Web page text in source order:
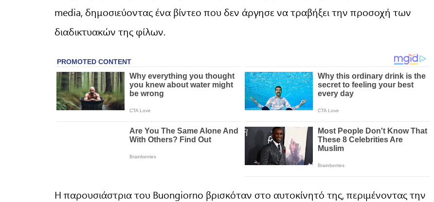
media, δημοσιεύοντας ένα βίντεο που δεν άργησε να τραβήξει την προσοχή των
διαδικτυακών της φίλων.
Η παρουσιάστρια του Buongiorno βρισκόταν στο αυτοκίνητό της, περιμένοντας την